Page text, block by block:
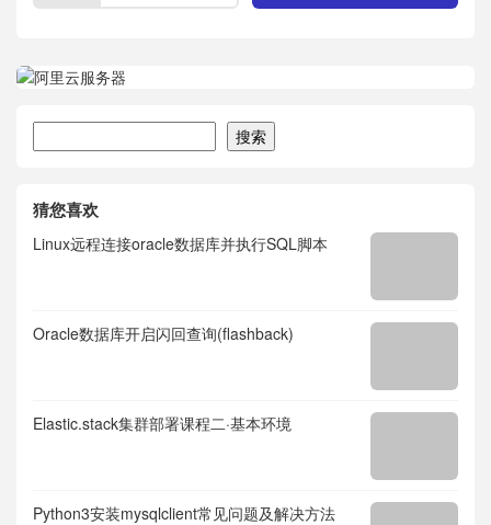
搜索
猜您喜欢
Linux远程连接oracle数据库并执行SQL脚本
Oracle数据库开启闪回查询(flashback)
Elastic.stack集群部署课程二·基本环境
Python3安装mysqlclient常见问题及解决方法